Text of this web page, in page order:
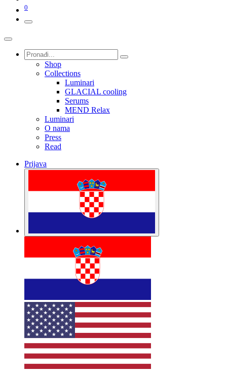
0
Shop
Collections
Luminari
GLACIAL cooling
Serums
MEND Relax
Luminari
O nama
Press
Read
Prijava